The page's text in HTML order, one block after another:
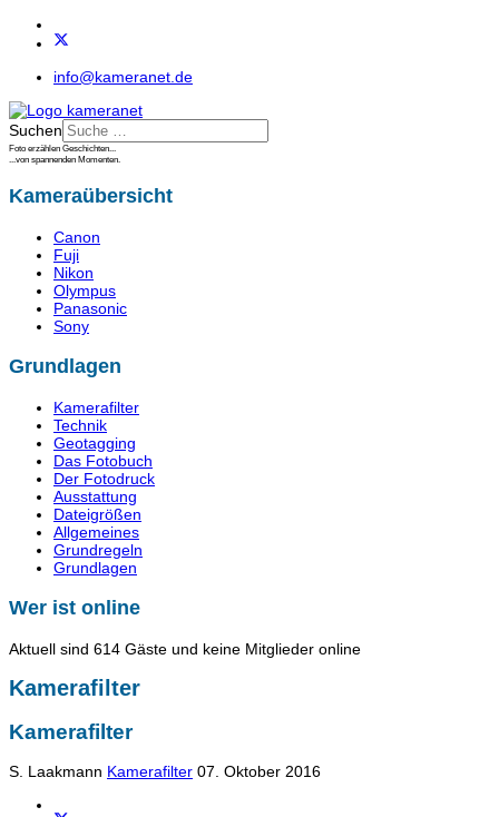
info@kameranet.de
Suchen
Foto erzählen Geschichten...
...von spannenden Momenten.
Kameraübersicht
Canon
Fuji
Nikon
Olympus
Panasonic
Sony
Grundlagen
Kamerafilter
Technik
Geotagging
Das Fotobuch
Der Fotodruck
Ausstattung
Dateigrößen
Allgemeines
Grundregeln
Grundlagen
Wer ist online
Aktuell sind 614 Gäste und keine Mitglieder online
Kamerafilter
Kamerafilter
S. Laakmann Kamerafilter 07. Oktober 2016